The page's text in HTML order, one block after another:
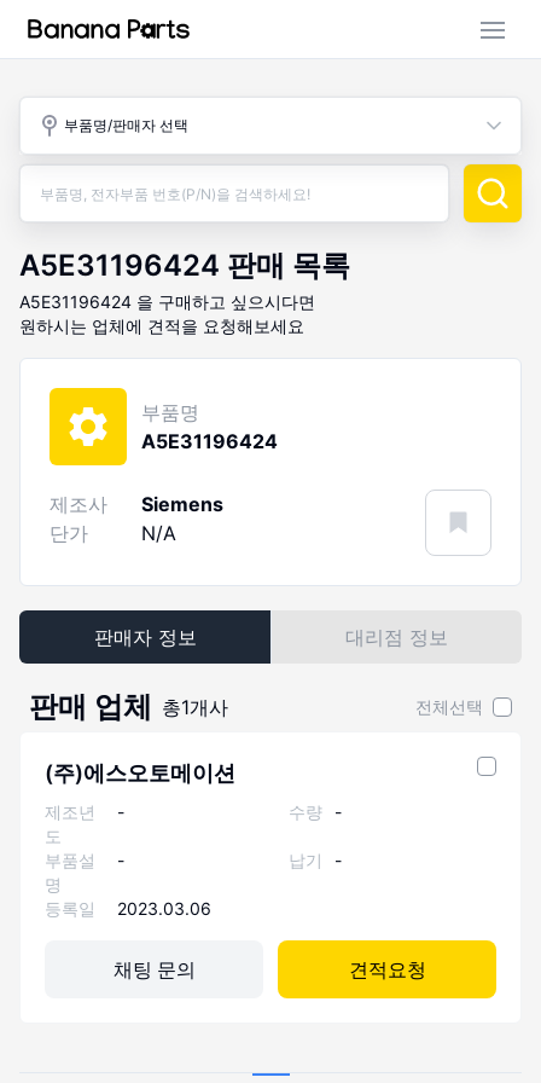
부품명/판매자 선택
A5E31196424 판매 목록
A5E31196424 을 구매하고 싶으시다면
원하시는 업체에 견적을 요청해보세요
부품명
A5E31196424
제조사
Siemens
단가
N/A
판매자 정보 대리점 정보
판매 업체 총1개사 전체선택
(주)에스오토메이션
제조년
도
- 수량 -
부품설
명
- 납기 -
등록일 2023.03.06
채팅 문의 견적요청